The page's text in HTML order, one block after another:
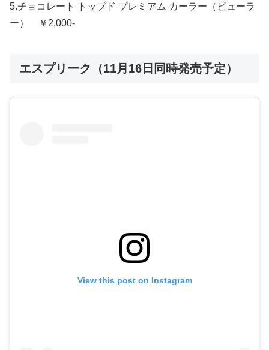
5.チョコレート トップド プレミアム カーラー（ビューラ
ー） ￥2,000-
エスプリーク（11月16日同時発売予定）
View this post on Instagram